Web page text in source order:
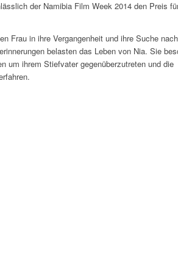
der Namibia Film Week 2014 den Preis
Frau in ihre Vergangenheit und ihre Suche
belasten das Leben von Nia. Sie
um ihrem Stiefvater gegenüberzutreten und die